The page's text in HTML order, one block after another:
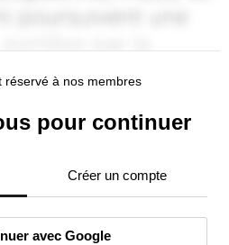
réservé à nos membres
pour continuer
Créer un compte
avec Google